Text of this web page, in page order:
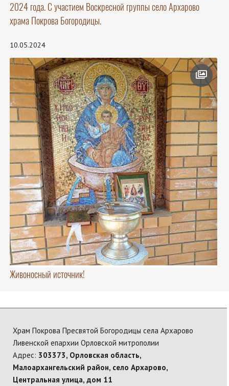
2024 года. С участием Воскресной группы село Архарово
храма Покрова Богородицы.
10.05.2024
Живоносный источник!
Храм Покрова Пресвятой Богородицы села Архарово
Ливенской епархии Орловской митрополии
Адрес: 303373, Орловская область,
Малоархангельский район, село Архарово,
Центральная улица, дом 11